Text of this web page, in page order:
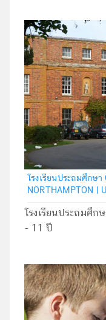
โรงเรียนประถมศึกษา
NORTHAMPTON |
โรงเรียนประถมศึ
- 11 ปี